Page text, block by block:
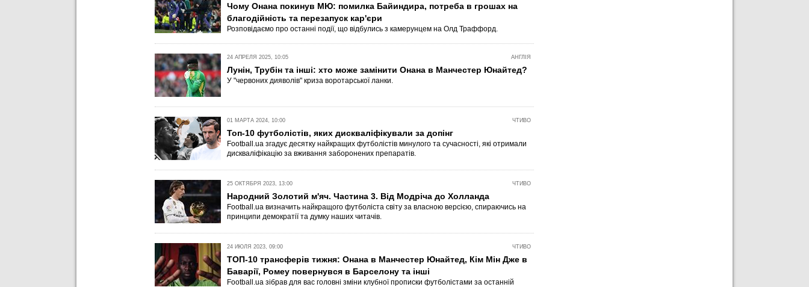
Чому Онана покинув МЮ: помилка Байиндира, потреба в грошах на
благодійність та перезапуск кар'єри
Розповідаємо про останні події, що відбулись з камерунцем на Олд Траффорд.
АНГЛІЯ
24 АПРЕЛЯ 2025, 10:05
Лунін, Трубін та інші: хто може замінити Онана в Манчестер Юнайтед?
У "червоних дияволів" криза воротарської ланки.
ЧТИВО
01 МАРТА 2024, 10:00
Топ-10 футболістів, яких дискваліфікували за допінг
Football.ua згадує десятку найкращих футболістів минулого та сучасності, які отримали
дискваліфікацію за вживання заборонених препаратів.
ЧТИВО
25 ОКТЯБРЯ 2023, 13:00
Народний Золотий м'яч. Частина 3. Від Модріча до Холланда
Football.ua визначить найкращого футболіста світу за власною версією, спираючись на
принципи демократії та думку наших читачів.
ЧТИВО
24 ИЮЛЯ 2023, 09:00
ТОП-10 трансферів тижня: Онана в Манчестер Юнайтед, Кім Мін Дже в
Баварії, Ромеу повернувся в Барселону та інші
Football.ua зібрав для вас головні зміни клубної прописки футболістами за останній